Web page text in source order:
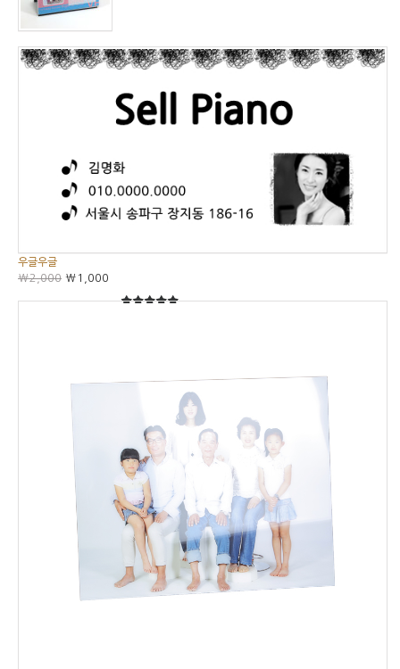
우글우글
₩2,000 ₩1,000